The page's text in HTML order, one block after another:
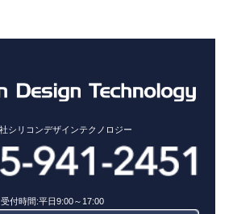
シリコンデザインテクノロジー
受付時間:平日9:00～17:00